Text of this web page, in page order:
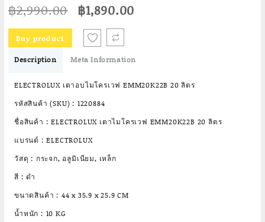
฿2,990.00 Original
price
was:
฿2,990.00.
฿1,890.00
Buy product
Description Meta Information
ELECTROLUX เตาอบไมโครเวฟ EMM20K22B 20 ลิตร
รหัสสินค้า (SKU) : 1220884
ชื่อสินค้า : ELECTROLUX เตาไมโครเวฟ EMM20K22B 20 ลิตร
แบรนด์ : ELECTROLUX
วัสดุ : กระจก, อลูมิเนียม, เหล็ก
สี : ดำ
ขนาดสินค้า : 44 x 35.9 x 25.9 CM
น้ำหนัก : 10 KG